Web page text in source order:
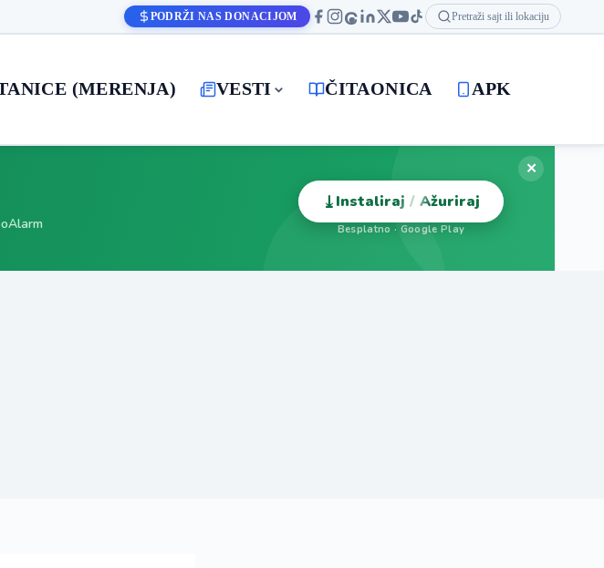
PODRŽI NAS DONACIJOM Pretraži sajt ili lokaciju
(MERENJA) VESTI ČITAONICA APK
⤓Instaliraj / Ažuriraj
Besplatno · Google Play
✕